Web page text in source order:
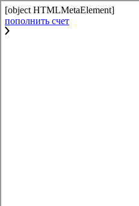
[object HTMLMetaElement]
пополнить счет